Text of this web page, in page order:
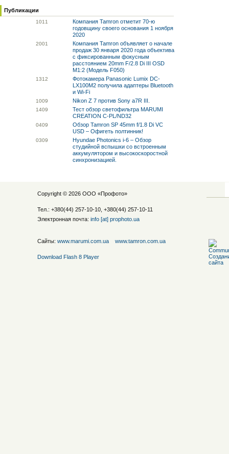
Публикации
1011
Компания Tamron отметит 70-ю
годовщину своего основания 1 ноября
2020
2001
Компания Tamron объявляет о начале
продаж 30 января 2020 года объектива
с фиксированным фокусным
расстоянием 20mm F/2.8 Di III OSD
M1:2 (Модель F050)
1312
Фотокамера Panasonic Lumix DC-
LX100M2 получила адаптеры Bluetooth
и Wi-Fi
1009 Nikon Z 7 против Sony a7R III.
1409
Тест обзор светофильтра MARUMI
CREATION C-PL/ND32
0409
Обзор Tamron SP 45mm f/1.8 Di VC
USD – Офигеть полтинник!
0309
Hyundae Photonics i-6 – Обзор
студийной вспышки со встроенным
аккумулятором и высокоскоростной
синхронизацией.
Copyright © 2026 ООО «Профото»
Тел.: +380(44) 257-10-10, +380(44) 257-10-11
Электронная почта: info [at] prophoto.ua
Сайты: www.marumi.com.ua www.tamron.com.ua
Download Flash 8 Player